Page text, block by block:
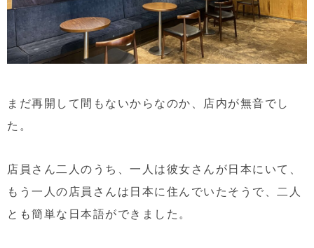
まだ再開して間もないからなのか、店内が無音でし
た。
店員さん二人のうち、一人は彼女さんが日本にいて、
もう一人の店員さんは日本に住んでいたそうで、二人
とも簡単な日本語ができました。